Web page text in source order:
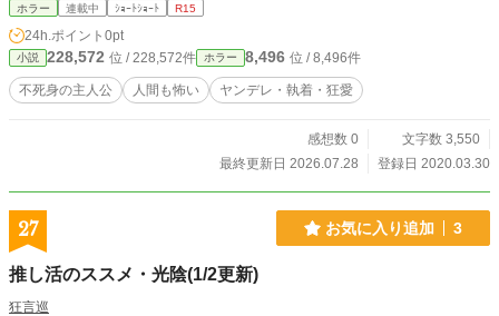
ホラー 連載中 ｼｮｰﾄｼｮｰﾄ R15
24h.ポイント 0pt
小説 228,572 位 / 228,572件 ホラー 8,496 位 / 8,496件
不死身の主人公 人間も怖い ヤンデレ・執着・狂愛
感想数 0
文字数 3,550
最終更新日 2026.07.28
登録日 2020.03.30
27 お気に入り追加 3
推し活のススメ・光陰(1/2更新)
狂言巡